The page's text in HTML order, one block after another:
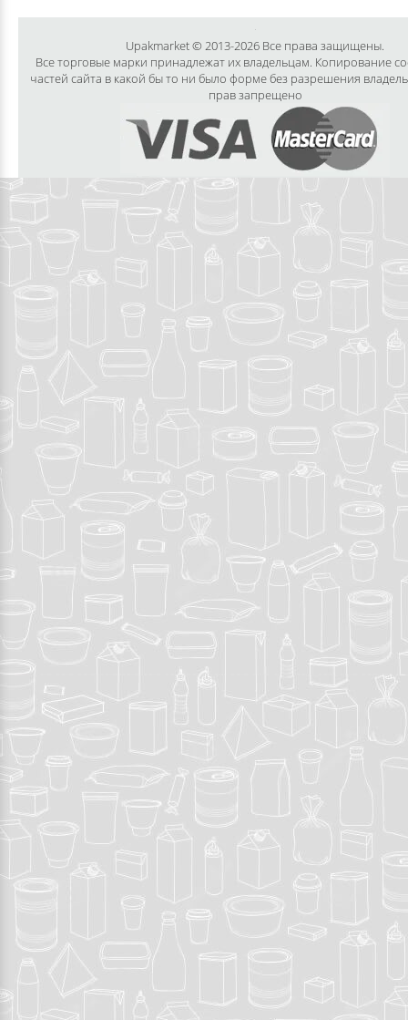
Upakmarket © 2013-2026 Все права защищены.
Все торговые марки принадлежат их владельцам. Копирование
частей сайта в какой бы то ни было форме без разрешения
прав запрещено